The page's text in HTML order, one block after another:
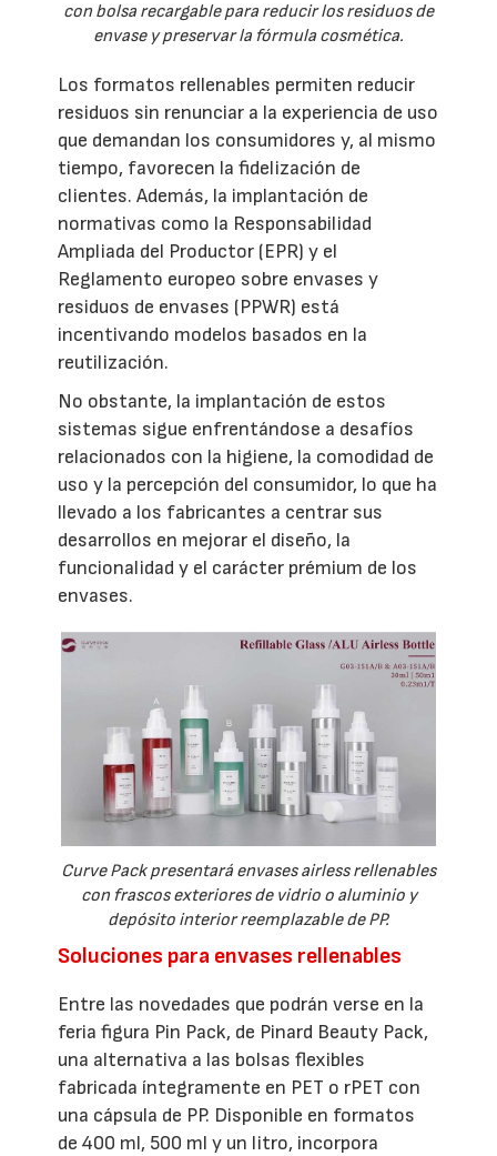
con bolsa recargable para reducir los residuos de
envase y preservar la fórmula cosmética.
Los formatos rellenables permiten reducir
residuos sin renunciar a la experiencia de uso
que demandan los consumidores y, al mismo
tiempo, favorecen la fidelización de
clientes. Además, la implantación de
normativas como la Responsabilidad
Ampliada del Productor (EPR) y el
Reglamento europeo sobre envases y
residuos de envases (PPWR) está
incentivando modelos basados en la
reutilización.
No obstante, la implantación de estos
sistemas sigue enfrentándose a desafíos
relacionados con la higiene, la comodidad de
uso y la percepción del consumidor, lo que ha
llevado a los fabricantes a centrar sus
desarrollos en mejorar el diseño, la
funcionalidad y el carácter prémium de los
envases.
Curve Pack presentará envases airless rellenables
con frascos exteriores de vidrio o aluminio y
depósito interior reemplazable de PP.
Soluciones para envases rellenables
Entre las novedades que podrán verse en la
feria figura Pin Pack, de Pinard Beauty Pack,
una alternativa a las bolsas flexibles
fabricada íntegramente en PET o rPET con
una cápsula de PP. Disponible en formatos
de 400 ml, 500 ml y un litro, incorpora